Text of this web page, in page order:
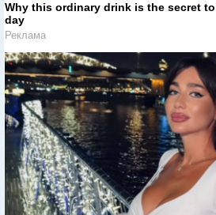
Why this ordinary drink is the secret
day
Реклама